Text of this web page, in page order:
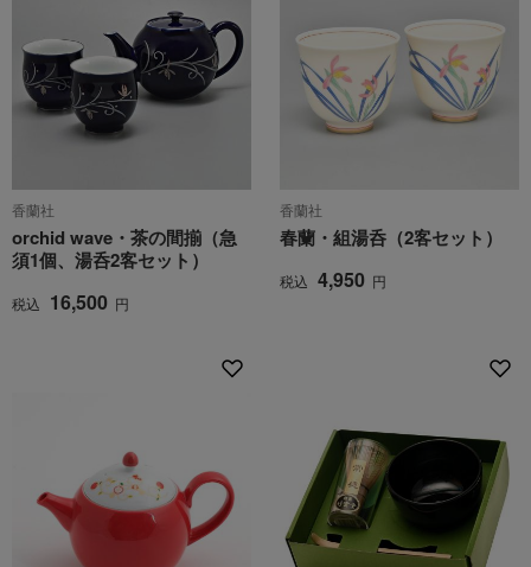
香蘭社
orchid wave・茶の間揃（急
須1個、湯呑2客セット）
税込 16,500 円
香蘭社
春蘭・組湯呑（2客セット）
税込 4,950 円